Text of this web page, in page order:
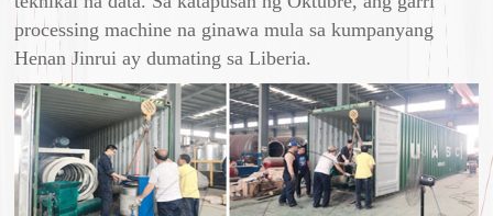
processing machine na ginawa mula sa kumpanyang
Henan Jinrui ay dumating sa Liberia.